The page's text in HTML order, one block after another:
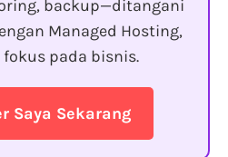
backup—ditangani
Managed Hosting,
pada bisnis.
Saya Sekarang